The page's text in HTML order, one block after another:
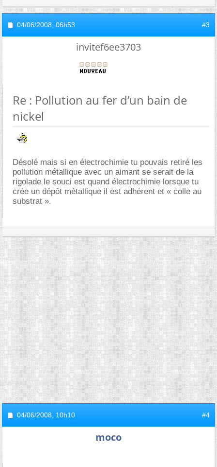
04/06/2008, 06h53 #3
invitef6ee3703
Re : Pollution au fer d’un bain de
nickel
Désolé mais si en électrochimie tu pouvais retiré les
pollution métallique avec un aimant se serait de la
rigolade le souci est quand électrochimie lorsque tu
crée un dépôt métallique il est adhérent et « colle au
substrat ».
04/06/2008, 10h10 #4
moco